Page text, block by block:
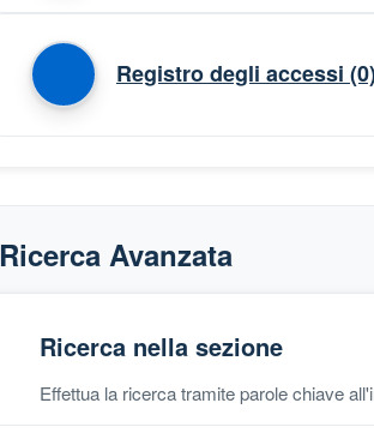
Registro degli accessi
Ricerca Avanzata
Ricerca nella sezione
Effettua la ricerca tramite parole chiave